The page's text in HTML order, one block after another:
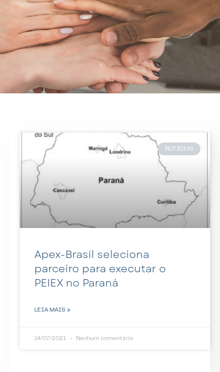
NOTÍCIAS
Apex-Brasil seleciona
parceiro para executar o
PEIEX no Paraná
LEIA MAIS »
14/07/2021 Nenhum comentário